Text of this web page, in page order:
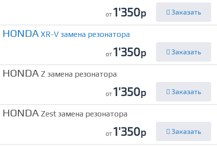
от1'350р Заказать
HONDA XR-V замена резонатора
от1'350р Заказать
HONDA Z замена резонатора
от1'350р Заказать
HONDA Zest замена резонатора
от1'350р Заказать